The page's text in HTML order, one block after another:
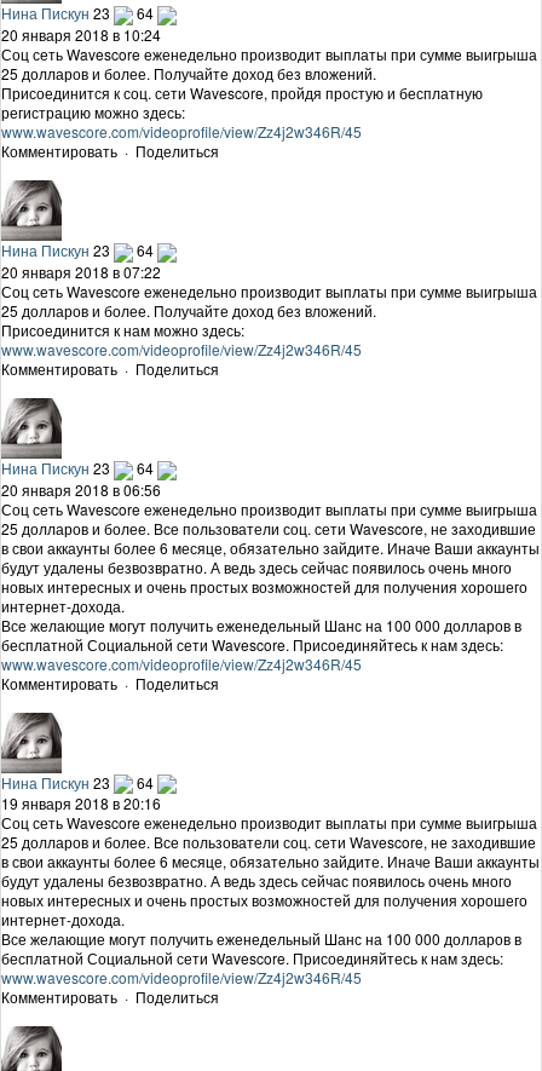
Нина Пискун 23
64
20 января 2018 в 10:24
Соц сеть Wavescore еженедельно производит выплаты при сумме выигрыша
25 долларов и более. Получайте доход без вложений.
Присоединится к соц. сети Wavescore, пройдя простую и бесплатную
регистрацию можно здесь:
www.wavescore.com/videoprofile/view/Zz4j2w346R/45
Комментировать · Поделиться
Нина Пискун 23
64
20 января 2018 в 07:22
Соц сеть Wavescore еженедельно производит выплаты при сумме выигрыша
25 долларов и более. Получайте доход без вложений.
Присоединится к нам можно здесь:
www.wavescore.com/videoprofile/view/Zz4j2w346R/45
Комментировать · Поделиться
Нина Пискун 23
64
20 января 2018 в 06:56
Соц сеть Wavescore еженедельно производит выплаты при сумме выигрыша
25 долларов и более. Все пользователи соц. сети Wavescore, не заходившие
в свои аккаунты более 6 месяце, обязательно зайдите. Иначе Ваши аккаунты
будут удалены безвозвратно. А ведь здесь сейчас появилось очень много
новых интересных и очень простых возможностей для получения хорошего
интернет-дохода.
Все желающие могут получить еженедельный Шанс на 100 000 долларов в
бесплатной Социальной сети Wavescore. Присоединяйтесь к нам здесь:
www.wavescore.com/videoprofile/view/Zz4j2w346R/45
Комментировать · Поделиться
Нина Пискун 23
64
19 января 2018 в 20:16
Соц сеть Wavescore еженедельно производит выплаты при сумме выигрыша
25 долларов и более. Все пользователи соц. сети Wavescore, не заходившие
в свои аккаунты более 6 месяце, обязательно зайдите. Иначе Ваши аккаунты
будут удалены безвозвратно. А ведь здесь сейчас появилось очень много
новых интересных и очень простых возможностей для получения хорошего
интернет-дохода.
Все желающие могут получить еженедельный Шанс на 100 000 долларов в
бесплатной Социальной сети Wavescore. Присоединяйтесь к нам здесь:
www.wavescore.com/videoprofile/view/Zz4j2w346R/45
Комментировать · Поделиться